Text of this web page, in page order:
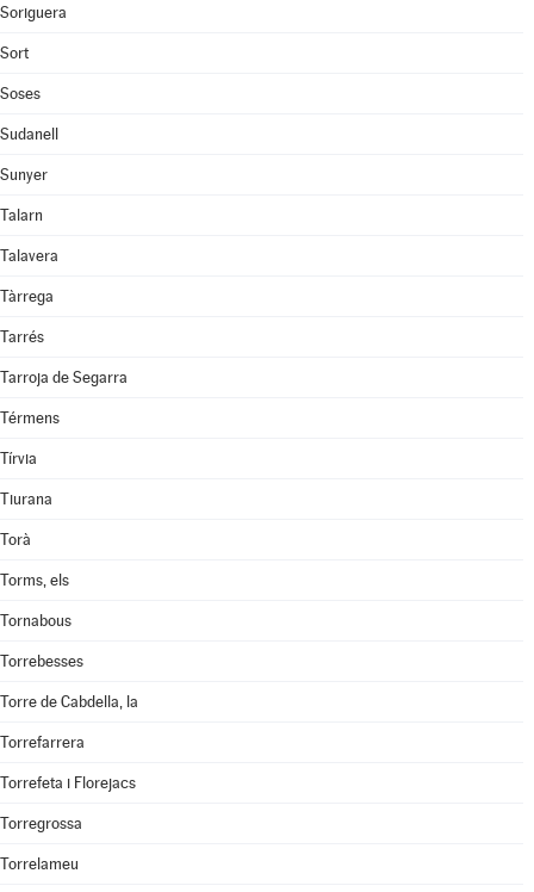
Soriguera
Sort
Soses
Sudanell
Sunyer
Talarn
Talavera
Tàrrega
Tarrés
Tarroja de Segarra
Térmens
Tírvia
Tiurana
Torà
Torms, els
Tornabous
Torrebesses
Torre de Cabdella, la
Torrefarrera
Torrefeta i Florejacs
Torregrossa
Torrelameu